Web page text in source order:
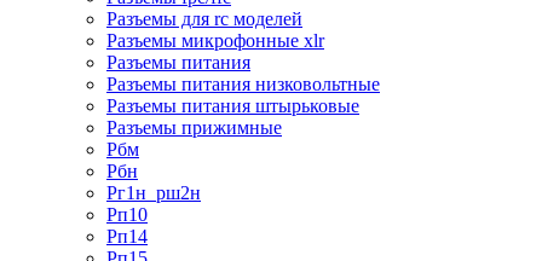
Разъемы для rc моделей
Разъемы микрофонные xlr
Разъемы питания
Разъемы питания низковольтные
Разъемы питания штырьковые
Разъемы прижимные
Рбм
Рбн
Рг1н_рш2н
Рп10
Рп14